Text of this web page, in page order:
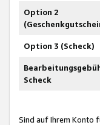
Option 2
Option 3 (Scheck)
Scheck
Sind auf Ihrem Konto